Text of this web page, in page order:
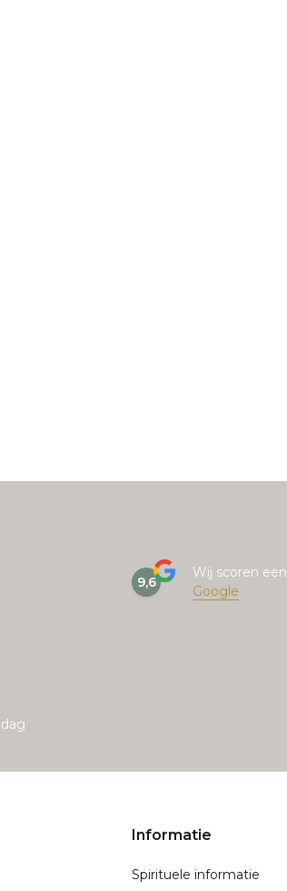
9,6
Wij scoren een
Google
Informatie
Spirituele informatie